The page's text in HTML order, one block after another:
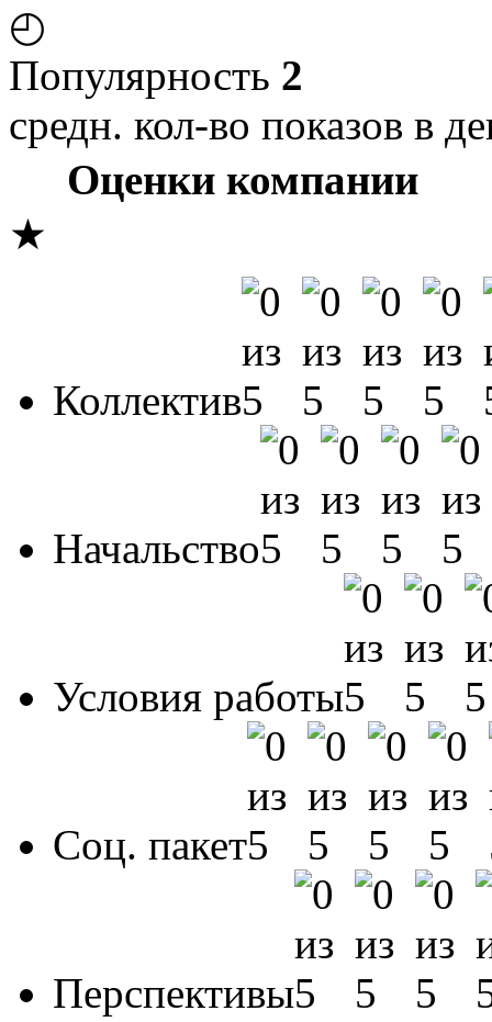
◴
Популярность 2
средн. кол-во показов в
Оценки компании
★
Коллектив
Начальство
Условия работы
Соц. пакет
Перспективы